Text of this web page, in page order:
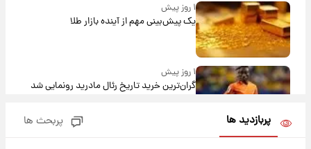
۱ روز پیش
یک پیش‌بینی مهم از آینده بازار طلا
۱ روز پیش
گران‌ترین خرید تاریخ رئال مادرید رونمایی شد
پربازدید ها پربحث ها